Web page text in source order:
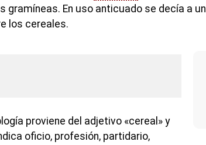
gramíneas. En uso anticuado se decía a un
los cereales.
proviene del adjetivo «cereal» y
oficio, profesión, partidario,